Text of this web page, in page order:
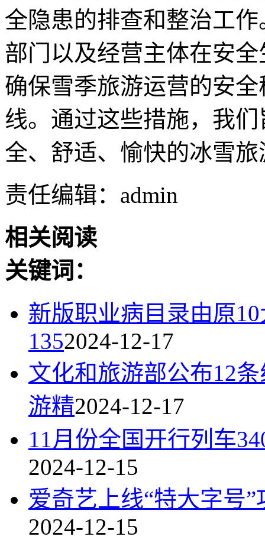
全隐患的排查和整治工
部门以及经营主体在安
确保雪季旅游运营的安
线。通过这些措施，我
全、舒适、愉快的冰雪
责任编辑：admin
相关阅读
关键词：
新版职业病目录由原
1352024-12-17
文化和旅游部公布12
游精2024-12-17
11月份全国开行列车
2024-12-15
爱奇艺上线“特大字号
2024-12-15